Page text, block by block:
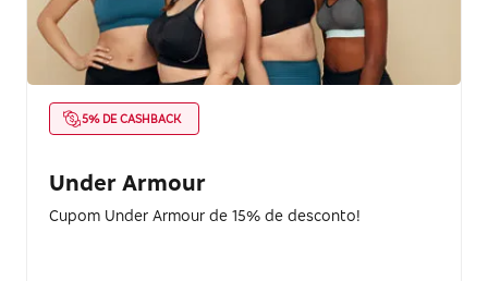
5% DE CASHBACK
Under Armour
Cupom Under Armour de 15% de desconto!